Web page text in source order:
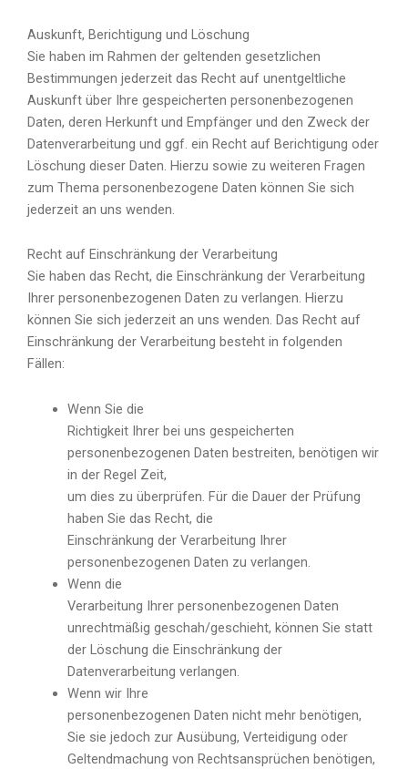
Auskunft, Berichtigung und Löschung
Sie haben im Rahmen der geltenden gesetzlichen
Bestimmungen jederzeit das Recht auf unentgeltliche
Auskunft über Ihre gespeicherten personenbezogenen
Daten, deren Herkunft und Empfänger und den Zweck der
Datenverarbeitung und ggf. ein Recht auf Berichtigung oder
Löschung dieser Daten. Hierzu sowie zu weiteren Fragen
zum Thema personenbezogene Daten können Sie sich
jederzeit an uns wenden.
Recht auf Einschränkung der Verarbeitung
Sie haben das Recht, die Einschränkung der Verarbeitung
Ihrer personenbezogenen Daten zu verlangen. Hierzu
können Sie sich jederzeit an uns wenden. Das Recht auf
Einschränkung der Verarbeitung besteht in folgenden
Fällen:
Wenn Sie die
Richtigkeit Ihrer bei uns gespeicherten
personenbezogenen Daten bestreiten, benötigen wir
in der Regel Zeit,
um dies zu überprüfen. Für die Dauer der Prüfung
haben Sie das Recht, die
Einschränkung der Verarbeitung Ihrer
personenbezogenen Daten zu verlangen.
Wenn die
Verarbeitung Ihrer personenbezogenen Daten
unrechtmäßig geschah/geschieht, können Sie statt
der Löschung die Einschränkung der
Datenverarbeitung verlangen.
Wenn wir Ihre
personenbezogenen Daten nicht mehr benötigen,
Sie sie jedoch zur Ausübung, Verteidigung oder
Geltendmachung von Rechtsansprüchen benötigen,